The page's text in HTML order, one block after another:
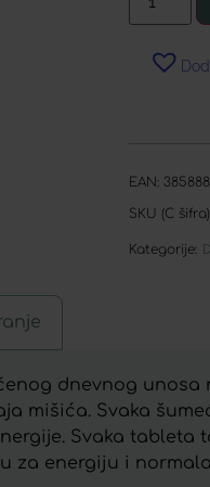
EAN:
SKU (C
Kategorije:
dnevnog
mišića. Svaka
Svaka tableta
za energiju i